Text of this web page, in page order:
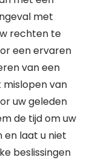
met
rechten te
een ervaren
van een
mislopen van
uw geleden
de tijd om uw
en laat u niet
beslissingen